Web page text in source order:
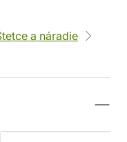
a náradie